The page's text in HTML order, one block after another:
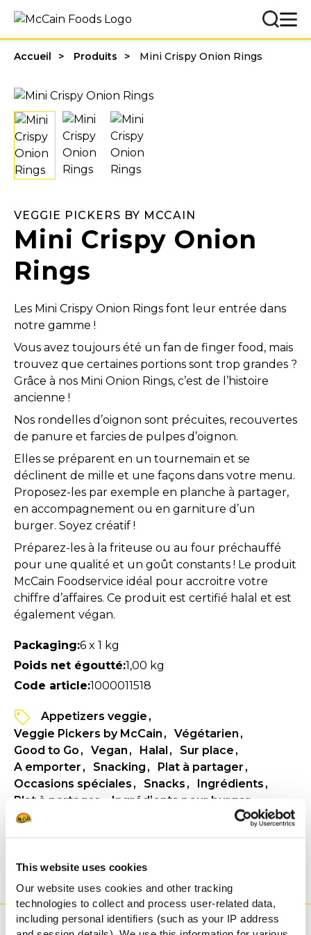
This website uses cookies
Our website uses cookies and other tracking
technologies to collect and process user-related data,
including personal identifiers (such as your IP address
Accueil Produits Mini Crispy Onion Rings
VEGGIE PICKERS BY MCCAIN
Mini Crispy Onion
Rings
Les Mini Crispy Onion Rings font leur entrée dans
notre gamme !
Vous avez toujours été un fan de finger food, mais
trouvez que certaines portions sont trop grandes ?
Grâce à nos Mini Onion Rings, c’est de l’histoire
ancienne !
Nos rondelles d’oignon sont précuites, recouvertes
de panure et farcies de pulpes d’oignon.
Elles se préparent en un tournemain et se
déclinent de mille et une façons dans votre menu.
Proposez-les par exemple en planche à partager,
en accompagnement ou en garniture d’un
burger. Soyez créatif !
Préparez-les à la friteuse ou au four préchauffé
pour une qualité et un goût constants ! Le produit
McCain Foodservice idéal pour accroitre votre
chiffre d’affaires. Ce produit est certifié halal et est
également végan.
Packaging:6 x 1 kg
Poids net égoutté:1,00 kg
Code article:1000011518
Appetizers veggie
Veggie Pickers by McCain
Végétarien
Good to Go
Vegan Halal
Sur place
A emporter
Snacking
Plat à partager
Occasions spéciales
Snacks
Ingrédients
Plat à partager
Ingrédients pour burger
VOIR LES INFORMATIONS PRODUIT
FICHE TECHNIQUE
Avantage